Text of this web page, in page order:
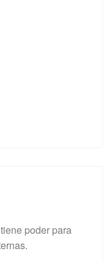
poder para